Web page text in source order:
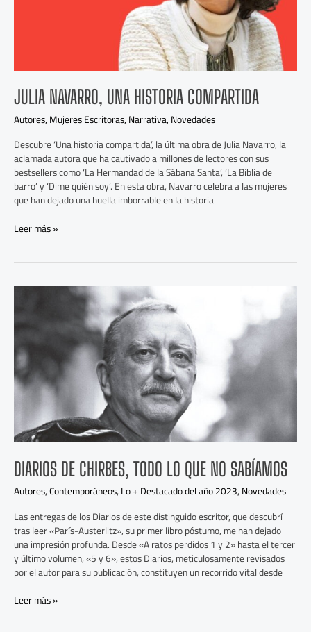
JULIA NAVARRO, UNA HISTORIA COMPARTIDA
Autores,Mujeres Escritoras,Narrativa,Novedades
Descubre ‘Una historia compartida’, la última obra de Julia Navarro, la
aclamada autora que ha cautivado a millones de lectores con sus
bestsellers como ‘La Hermandad de la Sábana Santa’, ‘La Biblia de
barro’ y ‘Dime quién soy’. En esta obra, Navarro celebra a las mujeres
que han dejado una huella imborrable en la historia
Leer más »
DIARIOS DE CHIRBES, TODO LO QUE NO SABÍAMOS
Autores,Contemporáneos,Lo + Destacado del año 2023,Novedades
Las entregas de los Diarios de este distinguido escritor, que descubrí
tras leer «París-Austerlitz», su primer libro póstumo, me han dejado
una impresión profunda. Desde «A ratos perdidos 1 y 2» hasta el tercer
y último volumen, «5 y 6», estos Diarios, meticulosamente revisados
por el autor para su publicación, constituyen un recorrido vital desde
Chirbes,
todo
lo
que
no
sabíamos
Leer más »